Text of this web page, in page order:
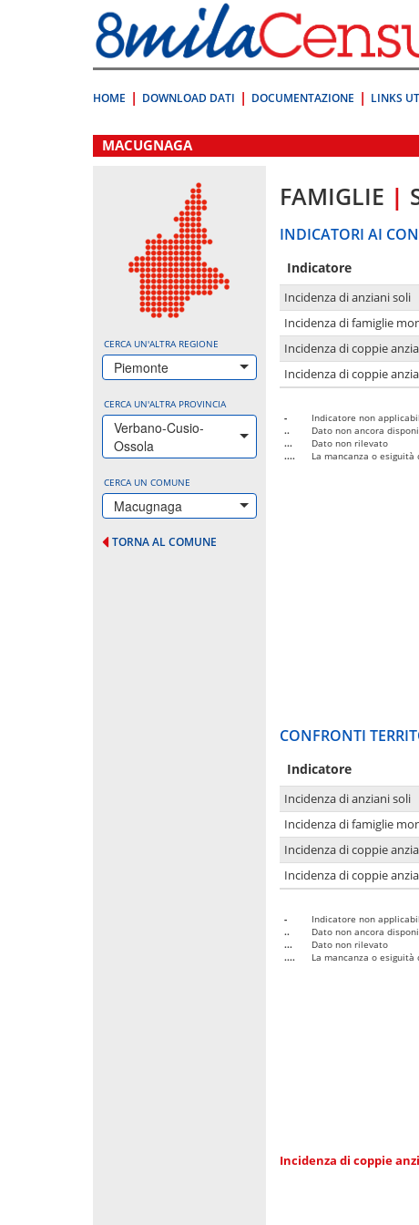
direttamente
a:
Contenuto
HOME DOWNLOAD DATI DOCUMENTAZIONE LINKS
.
MACUGNAGA
CERCA UN'ALTRA REGIONE
Piemonte
CERCA UN'ALTRA PROVINCIA
Verbano-Cusio-
Ossola
CERCA UN COMUNE
Macugnaga
TORNA AL COMUNE
FAMIGLIE |
INDICATORI AI
Indicatore
Incidenza di anziani soli
Incidenza di famiglie
Incidenza di coppie
Incidenza di coppie
-
Indicatore non
..
Dato non ancora
...
Dato non rilevato
....
La mancanza o
CONFRONTI
Indicatore
Incidenza di anziani soli
Incidenza di famiglie
Incidenza di coppie
Incidenza di coppie
-
Indicatore non
..
Dato non ancora
...
Dato non rilevato
....
La mancanza o
Incidenza di coppie